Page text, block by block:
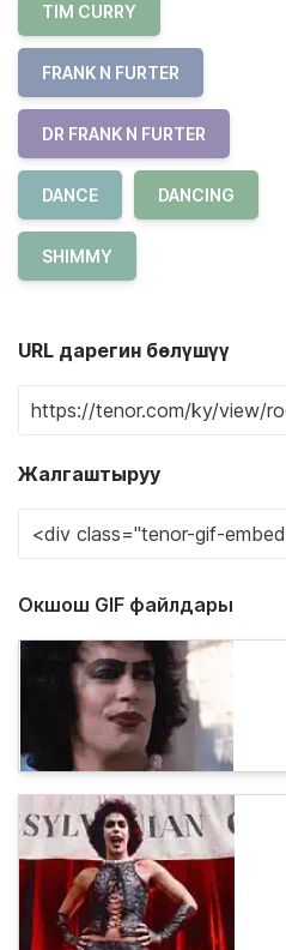
TIM CURRY
FRANK N FURTER
DR FRANK N FURTER
DANCE DANCING
SHIMMY
URL дарегин бөлүшүү
Жалгаштыруу
Окшош GIF файлдары